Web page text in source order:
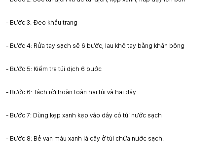
- Bước 3: Đeo khẩu trang
- Bước 4: Rửa tay sạch sẽ 6 bước, lau khô tay bằng khăn bông
- Bước 5: Kiểm tra túi dịch 6 bước
- Bước 6: Tách rời hoàn toàn hai túi và hai dây
- Bước 7: Dùng kẹp xanh kẹp vào dây có túi nước sạch
- Bước 8: Bẻ van màu xanh lá cây ở túi chứa nước sạch.